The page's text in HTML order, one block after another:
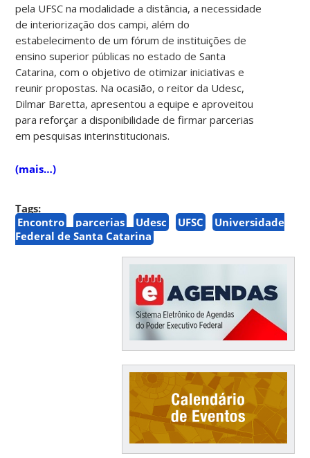
pela UFSC na modalidade a distância, a necessidade
de interiorização dos campi, além do
estabelecimento de um fórum de instituições de
ensino superior públicas no estado de Santa
Catarina, com o objetivo de otimizar iniciativas e
reunir propostas. Na ocasião, o reitor da Udesc,
Dilmar Baretta, apresentou a equipe e aproveitou
para reforçar a disponibilidade de firmar parcerias
em pesquisas interinstitucionais.
(mais…)
Tags:
Encontro
parcerias Udesc UFSC
Universidade
Federal de Santa Catarina